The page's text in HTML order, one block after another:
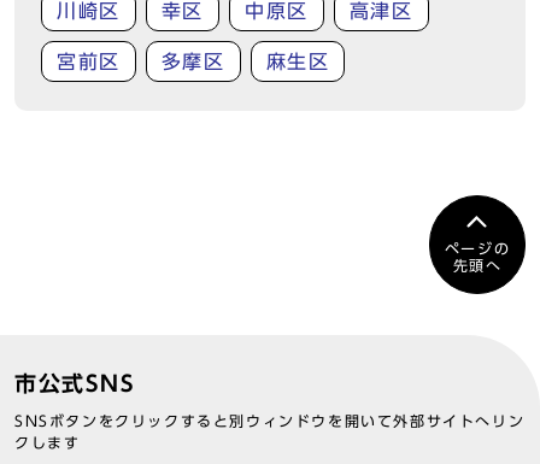
川崎区 幸区 中原区 高津区
宮前区 多摩区 麻生区
ページの
先頭へ
市公式SNS
SNSボタンをクリックすると別ウィンドウを開いて外部サイトへリン
クします